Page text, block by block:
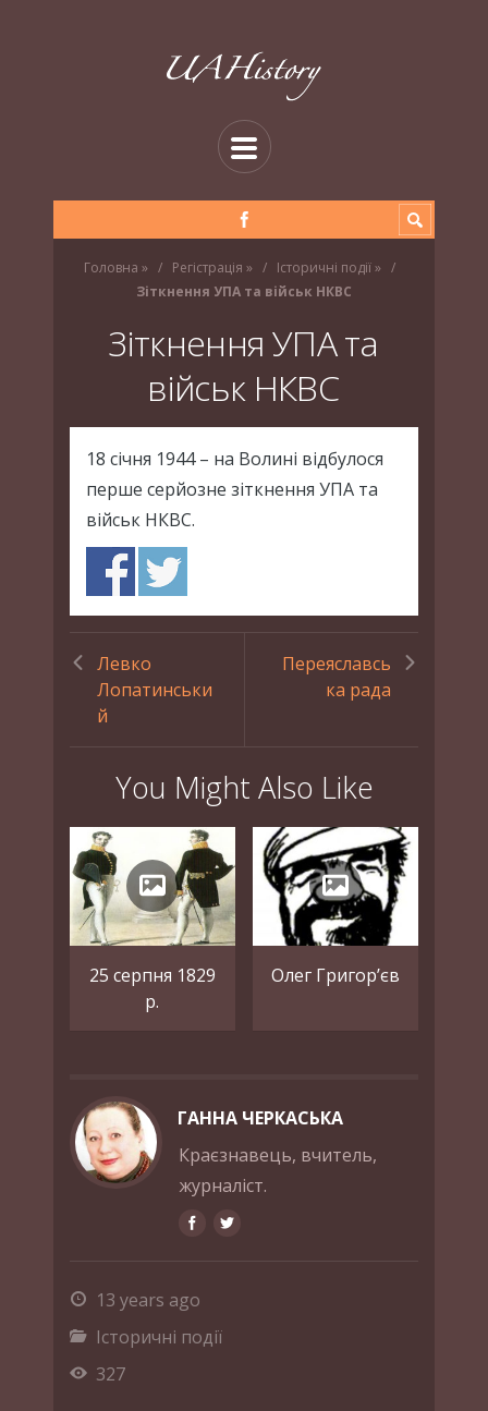
Головна » Регістрація » Історичні події»
Зіткнення УПА та військ НКВС
Зіткнення УПА та
військ НКВС
18 січня 1944 – на Волині відбулося
перше серйозне зіткнення УПА та
військ НКВС.
Левко
Лопатинськи
й
Переяславсь
ка рада
You Might Also Like
25 серпня 1829
р.
Олег Григор’єв
ГАННА ЧЕРКАСЬКА
Краєзнавець, вчитель,
журналіст.
13 years ago
Історичні події
327